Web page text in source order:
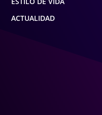
ACTUALIDAD